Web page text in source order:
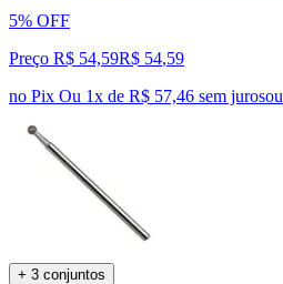
5% OFF
Preço R$ 54,59R$ 54,59
no Pix Ou 1x de R$ 57,46 sem jurosou
+ 3 conjuntos